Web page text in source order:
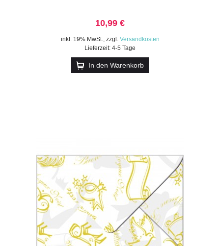
10,99 €
inkl. 19% MwSt., zzgl. Versandkosten
Lieferzeit: 4-5 Tage
In den Warenkorb